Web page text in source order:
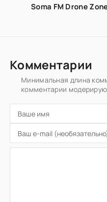
Soma FM Drone
Комментарии
Минимальная длина
комментарии